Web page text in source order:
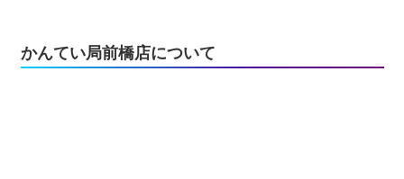
かんてい局前橋店について